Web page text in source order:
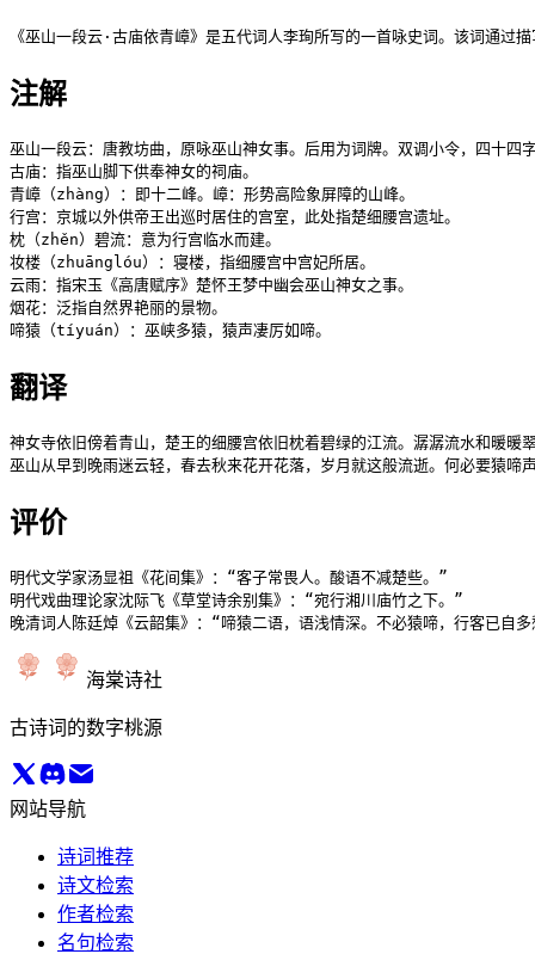
《巫山一段云·古庙依青嶂》是五代词人李珣所写的一首咏史词。该词通过
注解
巫山一段云：唐教坊曲，原咏巫山神女事。后用为词牌。双调小令，四十四
古庙：指巫山脚下供奉神女的祠庙。
青嶂（zhàng）：即十二峰。嶂：形势高险象屏障的山峰。
行宫：京城以外供帝王出巡时居住的宫室，此处指楚细腰宫遗址。
枕（zhěn）碧流：意为行宫临水而建。
妆楼（zhuānglóu）：寝楼，指细腰宫中宫妃所居。
云雨：指宋玉《高唐赋序》楚怀王梦中幽会巫山神女之事。
烟花：泛指自然界艳丽的景物。
啼猿（tíyuán）：巫峡多猿，猿声凄厉如啼。
翻译
神女寺依旧傍着青山，楚王的细腰宫依旧枕着碧绿的江流。潺潺流水和暖暖
巫山从早到晚雨迷云轻，春去秋来花开花落，岁月就这般流逝。何必要猿啼
评价
明代文学家汤显祖《花间集》：“客子常畏人。酸语不减楚些。”
明代戏曲理论家沈际飞《草堂诗余别集》：“宛行湘川庙竹之下。”
晚清词人陈廷焯《云韶集》：“啼猿二语，语浅情深。不必猿啼，行客已自
海棠诗社
古诗词的数字桃源
网站导航
诗词推荐
诗文检索
作者检索
名句检索